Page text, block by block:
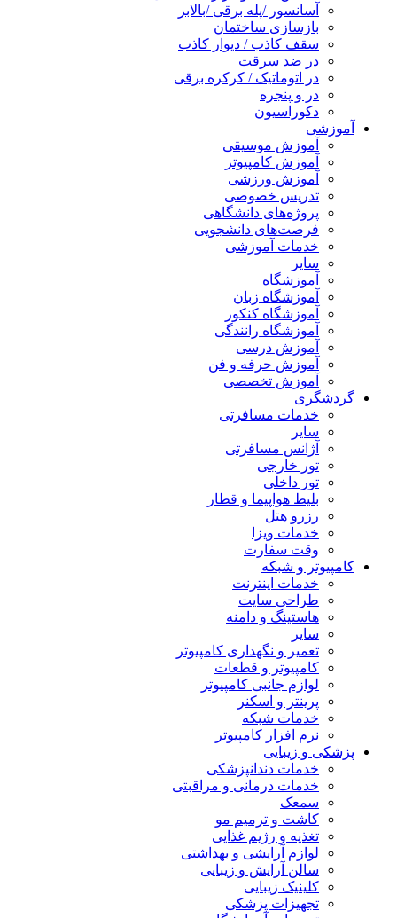
آسانسور /پله برقی /بالابر
بازسازی ساختمان
سقف کاذب / دیوار کاذب
در ضد سرقت
در اتوماتیک / کرکره برقی
در و پنجره
دکوراسیون
آموزشی
آموزش موسیقی
آموزش کامپیوتر
آموزش ورزشی
تدریس خصوصی
پروژه‌های دانشگاهی
فرصت‌های دانشجویی
خدمات آموزشی
سایر
آموزشگاه
آموزشگاه زبان
آموزشگاه کنکور
آموزشگاه رانندگی
آموزش درسی
آموزش حرفه و فن
آموزش تخصصی
گردشگری
خدمات مسافرتی
سایر
آژانس مسافرتی
تور خارجی
تور داخلی
بلیط هواپیما و قطار
رزرو هتل
خدمات ویزا
وقت سفارت
کامپیوتر و شبکه
خدمات اینترنت
طراحی سایت
هاستینگ و دامنه
سایر
تعمیر و نگهداری کامپیوتر
کامپیوتر و قطعات
لوازم جانبی کامپیوتر
پرینتر و اسکنر
خدمات شبکه
نرم افزار کامپیوتر
پزشکی و زیبایی
خدمات دندانپزشکی
خدمات درمانی و مراقبتی
سمعک
کاشت و ترمیم مو
تغذیه و رژیم غذایی
لوازم آرایشی و بهداشتی
سالن آرایش و زیبایی
کلینیک زیبایی
تجهیزات پزشکی